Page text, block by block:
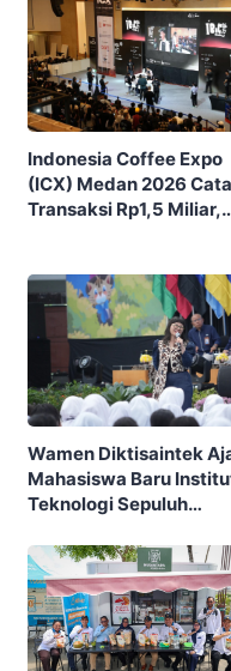
Indonesia Coffee Expo
(ICX) Medan 2026
Transaksi Rp1,5 Miliar,
Wamen Diktisaintek
Mahasiswa Baru
Teknologi Sepuluh
Kritis Hadapi Euforia AI